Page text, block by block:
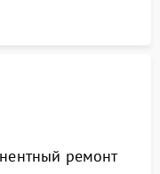
ремонт